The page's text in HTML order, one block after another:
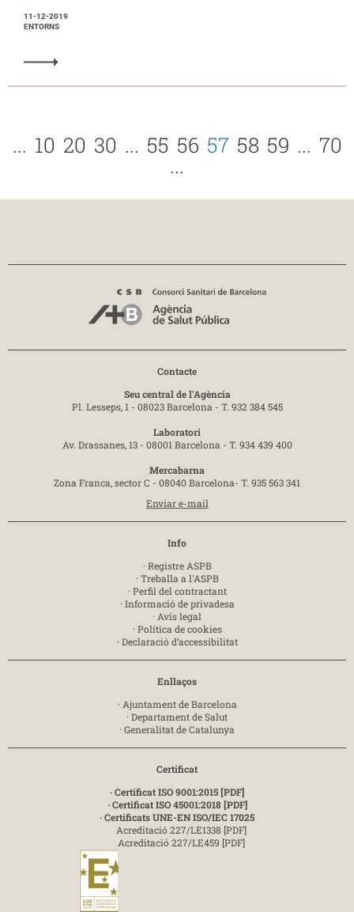
11-12-2019
ENTORNS
... 10 20 30 ... 55 56 57 58 59 ... 70
...
Contacte
Seu central de l'Agència
Pl. Lesseps, 1 - 08023 Barcelona - T. 932 384 545
Laboratori
Av. Drassanes, 13 - 08001 Barcelona - T. 934 439 400
Mercabarna
Zona Franca, sector C - 08040 Barcelona- T. 935 563 341
Enviar e-mail
Info
· Registre ASPB
· Treballa a l'ASPB
· Perfil del contractant
· Informació de privadesa
· Avís legal
· Política de cookies
· Declaració d’accessibilitat
Enllaços
· Ajuntament de Barcelona
· Departament de Salut
· Generalitat de Catalunya
Certificat
· Certificat ISO 9001:2015 [PDF]
· Certificat ISO 45001:2018 [PDF]
· Certificats UNE-EN ISO/IEC 17025
Acreditació 227/LE1338 [PDF]
Acreditació 227/LE459 [PDF]